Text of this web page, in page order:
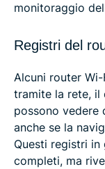
monitoraggio
Registri del
Alcuni router
tramite la rete, il
possono vedere
anche se la
Questi registri in
completi, ma